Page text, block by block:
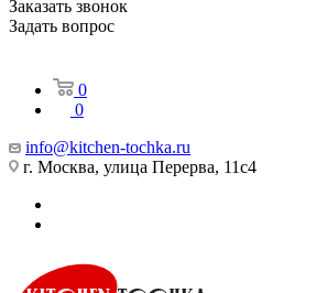
Заказать звонок
Задать вопрос
0
0
info@kitchen-tochka.ru
г. Москва, улица Перерва, 11с4